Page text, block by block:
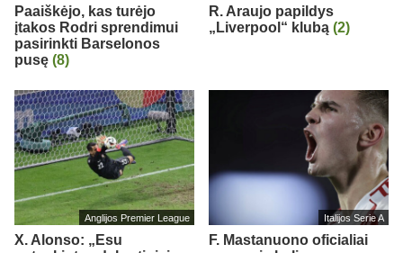
Paaiškėjo, kas turėjo
įtakos Rodri sprendimui
pasirinkti Barselonos
pusę (8)
R. Araujo papildys
„Liverpool“ klubą (2)
Anglijos Premier League
X. Alonso: „Esu
Italijos Serie A
F. Mastanuono oficialiai